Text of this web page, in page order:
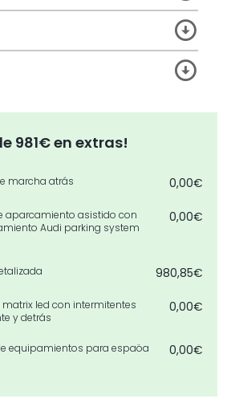
981€ en extras!
marcha atrás 0,00€
aparcamiento asistido con
Audi parking system
0,00€
980,85€
matrix led con intermitentes
y detrás
0,00€
equipamientos para espaöa
0,00€
0,00€